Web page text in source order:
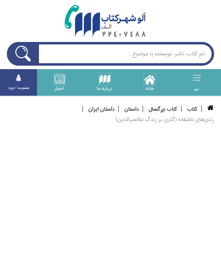
منو خانه درباره ما اخبار عضويت / ورود
كتاب كتاب بزرگسال داستان
داستان ايران
رندي‌هاي عاشقانه (گذري بر زندگ ملانصرالدين)